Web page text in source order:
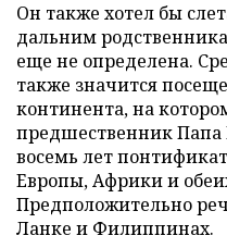
Он также хотел бы
дальним
еще не определена.
также значится
континента, на
предшественник Папа
восемь лет
Европы, Африки и
Предположительно
Ланке и Филиппинах.